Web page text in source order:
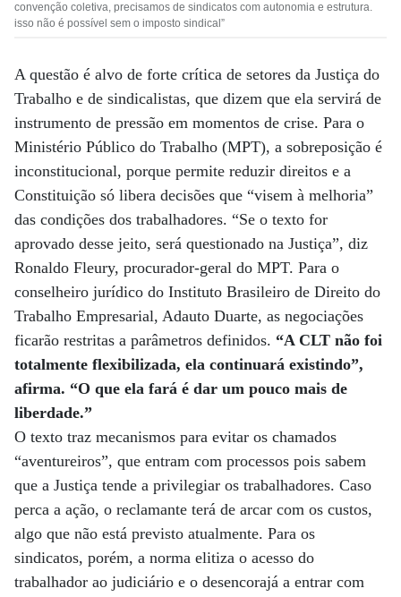
convenção coletiva, precisamos de sindicatos com autonomia e estrutura.
isso não é possível sem o imposto sindical”
A questão é alvo de forte crítica de setores da Justiça do
Trabalho e de sindicalistas, que dizem que ela servirá de
instrumento de pressão em momentos de crise. Para o
Ministério Público do Trabalho (MPT), a sobreposição é
inconstitucional, porque permite reduzir direitos e a
Constituição só libera decisões que “visem à melhoria”
das condições dos trabalhadores. “Se o texto for
aprovado desse jeito, será questionado na Justiça”, diz
Ronaldo Fleury, procurador-geral do MPT. Para o
conselheiro jurídico do Instituto Brasileiro de Direito do
Trabalho Empresarial, Adauto Duarte, as negociações
ficarão restritas a parâmetros definidos. “A CLT não foi
totalmente flexibilizada, ela continuará existindo”,
afirma. “O que ela fará é dar um pouco mais de
liberdade.”
O texto traz mecanismos para evitar os chamados
“aventureiros”, que entram com processos pois sabem
que a Justiça tende a privilegiar os trabalhadores. Caso
perca a ação, o reclamante terá de arcar com os custos,
algo que não está previsto atualmente. Para os
sindicatos, porém, a norma elitiza o acesso do
trabalhador ao judiciário e o desencorajá a entrar com